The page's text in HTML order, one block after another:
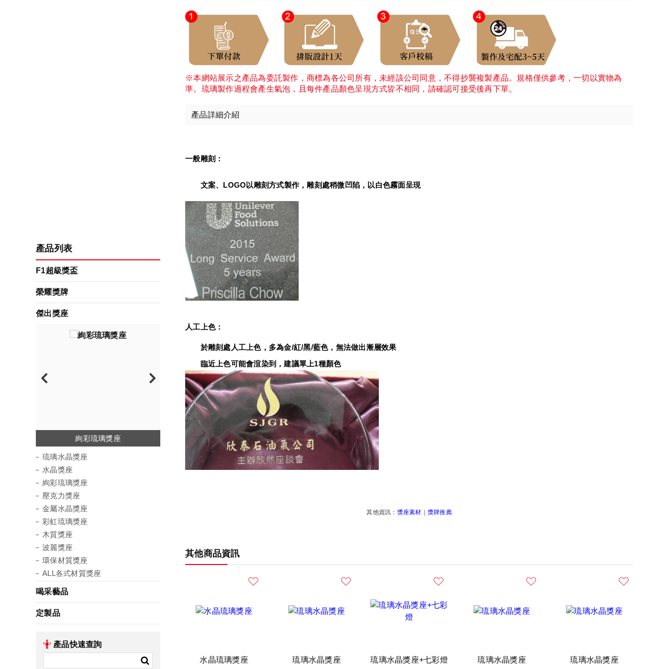
產品列表
F1超級獎盃
榮耀獎牌
傑出獎座
琉璃水晶獎座
水晶獎座
絢彩琉璃獎座
壓克力獎座
金屬水晶獎座
彩虹琉璃獎座
木質獎座
波麗獎座
環保材質獎座
琉璃水晶獎座
水晶獎座
絢彩琉璃獎座
壓克力獎座
金屬水晶獎座
彩虹琉璃獎座
木質獎座
波麗獎座
環保材質獎座
ALL各式材質獎座
喝采藝品
定製品
產品快速查詢
※本網站展示之產品為委託製作，商標為各公司所有，未經該公司同意，不得抄襲複製產品。規格僅供參考，一切以實物為
準。琉璃製作過程會產生氣泡，且每件產品顏色呈現方式皆不相同，請確認可接受後再下單。
產品詳細介紹
一般雕刻：
文案、LOGO以雕刻方式製作，雕刻處稍微凹陷，以白色霧面呈現
人工上色：
於雕刻處人工上色，多為金/紅/黑/藍色，無法做出漸層效果
臨近上色可能會渲染到，建議單上1種顏色
其他資訊： 獎座素材 獎牌推薦
其他商品資訊
水晶琉璃獎座 琉璃水晶獎座 琉璃水晶獎座+七彩燈 琉璃水晶獎座 琉璃水晶獎座